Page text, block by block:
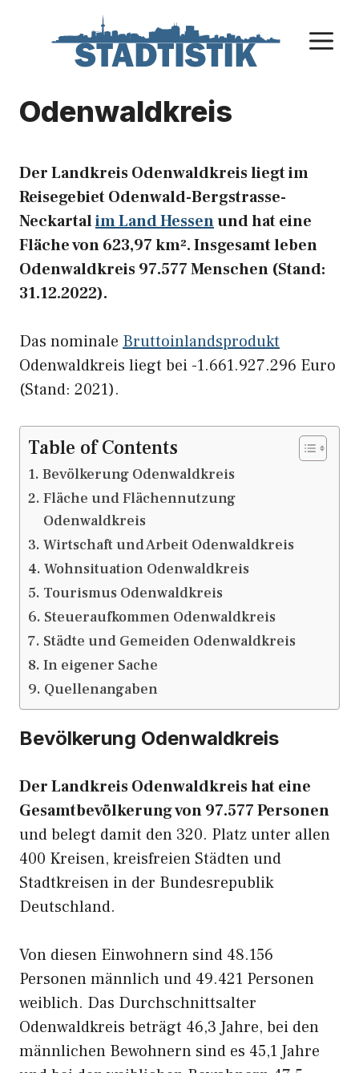
Odenwaldkreis
Der Landkreis Odenwaldkreis liegt im
Reisegebiet Odenwald-Bergstrasse-
Neckartalim Land Hessenund hat eine
Fläche von 623,97 km². Insgesamt leben
Odenwaldkreis 97.577 Menschen (Stand:
31.12.2022).
Das nominale Bruttoinlandsprodukt
Odenwaldkreis liegt bei -1.661.927.296 Euro
(Stand: 2021).
Table of Contents
Bevölkerung Odenwaldkreis
Fläche und Flächennutzung
Odenwaldkreis
Wirtschaft und Arbeit Odenwaldkreis
Wohnsituation Odenwaldkreis
Tourismus Odenwaldkreis
Steueraufkommen Odenwaldkreis
Städte und Gemeiden Odenwaldkreis
In eigener Sache
Quellenangaben
Bevölkerung Odenwaldkreis
Der Landkreis Odenwaldkreis hat eine
Gesamtbevölkerung von 97.577 Personen
und belegt damit den 320. Platz unter allen
400 Kreisen, kreisfreien Städten und
Stadtkreisen in der Bundesrepublik
Deutschland.
Von diesen Einwohnern sind 48.156
Personen männlich und 49.421 Personen
weiblich. Das Durchschnittsalter
Odenwaldkreis beträgt 46,3 Jahre, bei den
männlichen Bewohnern sind es 45,1 Jahre